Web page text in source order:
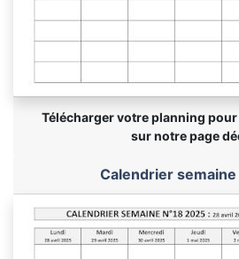
Télécharger votre planning pour
sur notre page
Calendrier